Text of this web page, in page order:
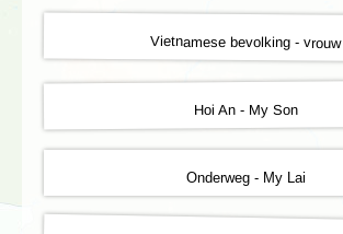
Vietnamese bevolking - vrouw
Hoi An - My Son
Onderweg - My Lai